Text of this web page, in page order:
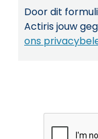
Door dit
Actiris jouw
ons